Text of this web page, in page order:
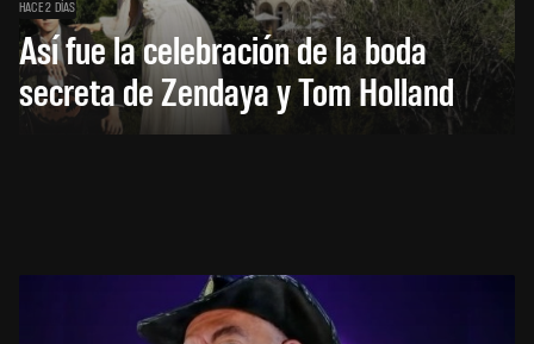
HACE 2 DÍAS
Así fue la celebración de la boda
secreta de Zendaya y Tom Holland